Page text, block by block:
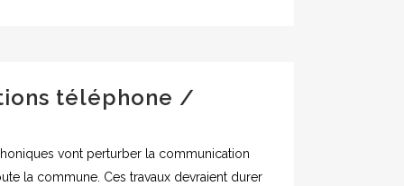
téléphone /
vont perturber la communication
la commune. Ces travaux devraient durer